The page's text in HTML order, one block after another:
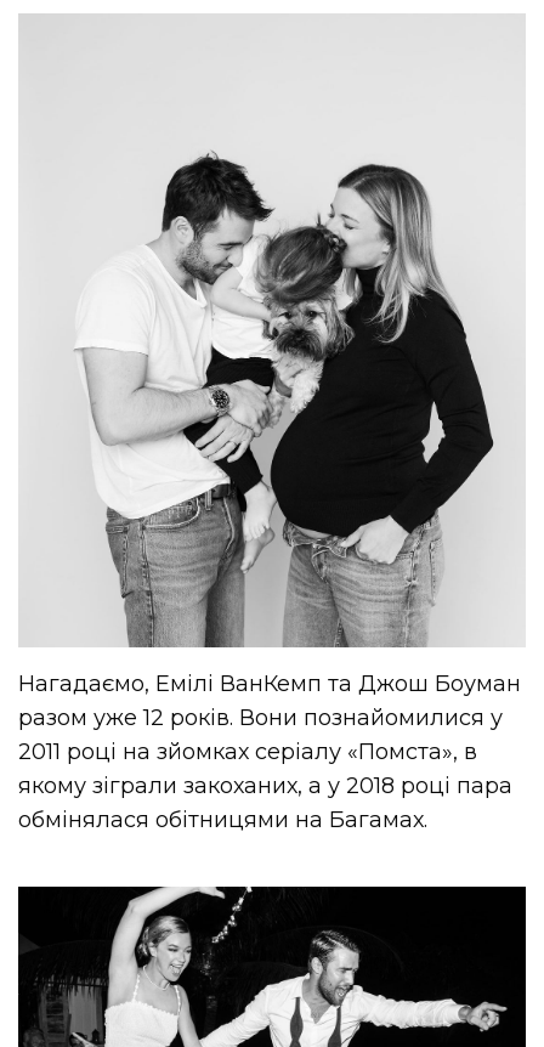
Нагадаємо, Емілі ВанКемп та Джош Боуман
разом уже 12 років. Вони познайомилися у
2011 році на зйомках серіалу «Помста», в
якому зіграли закоханих, а у 2018 році пара
обмінялася обітницями на Багамах.